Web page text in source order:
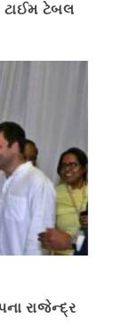
ટાઈમ ટેબલ
રાજેન્દ્ર